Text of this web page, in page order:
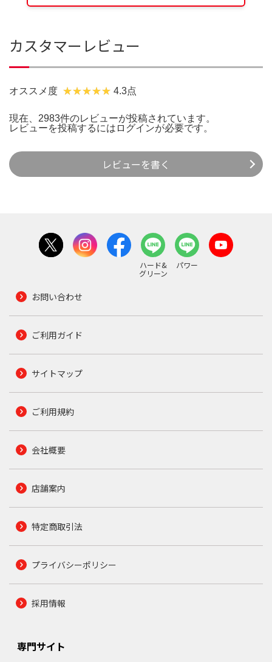
カスタマーレビュー
オススメ度 4.3点
現在、2983件のレビューが投稿されています。
レビューを投稿するには ログインが必要です。
レビューを書く
ハード&
グリーン
パワー
お問い合わせ
ご利用ガイド
サイトマップ
ご利用規約
会社概要
店舗案内
特定商取引法
プライバシーポリシー
採用情報
専門サイト